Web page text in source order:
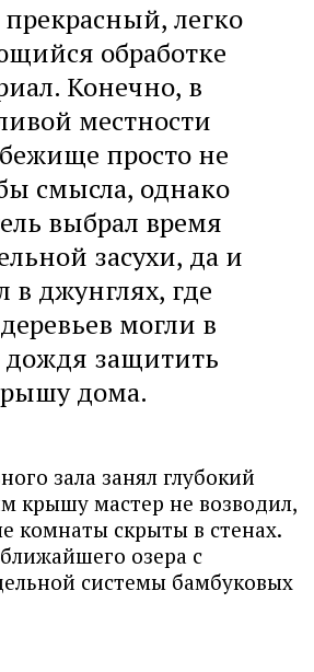
легко
обработке
Конечно, в
местности
просто не
смысла, однако
выбрал время
засухи, да и
в джунглях, где
могли в
дождя защитить
дома.
зала занял глубокий
крышу мастер не возводил,
комнаты скрыты в стенах.
озера с
системы бамбуковых